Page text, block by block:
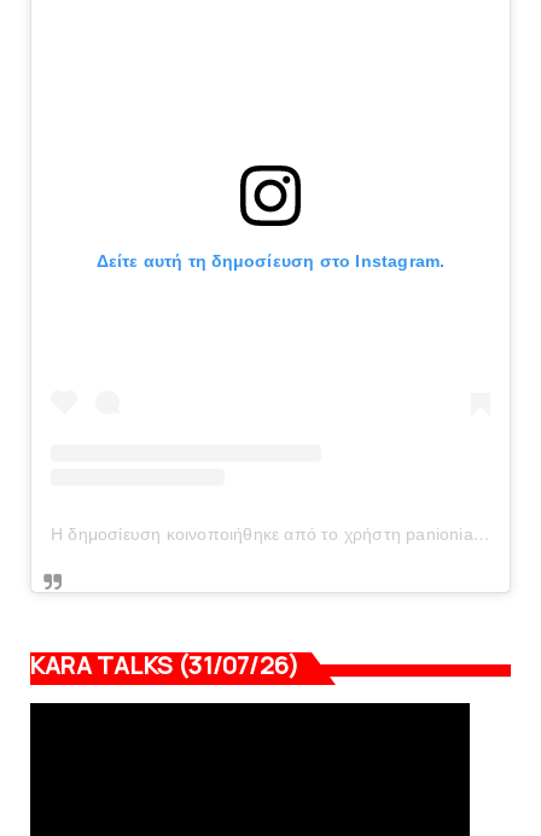
Δείτε αυτή τη δημοσίευση στο Instagram.
Η δημοσίευση κοινοποιήθηκε από το χρήστη panionianea.gr (@panionianea.gr)
KARA TALKS (31/07/26)